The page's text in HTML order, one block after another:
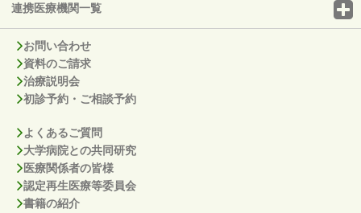
連携医療機関一覧
お問い合わせ
資料のご請求
治療説明会
初診予約・ご相談予約
よくあるご質問
大学病院との共同研究
医療関係者の皆様
認定再生医療等委員会
書籍の紹介